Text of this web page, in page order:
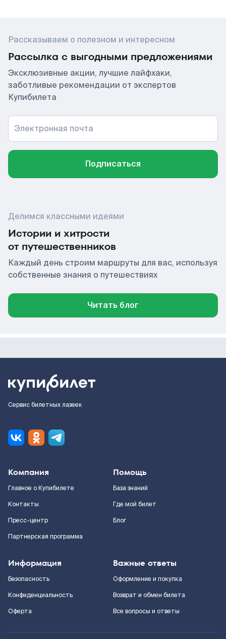
Рассказываем о полезном и интересном
Рассылка с выгодными предложениями
Эксклюзивные акции, лучшие лайфхаки,
заботливые рекомендации от экспертов
Купибилета
Электронная почта
Подписаться
Делимся классными идеями
Истории и хитрости
от путешественников
Каждый день строим маршруты для вас, используя
собственные знания о путешествиях
Читать блог
Сервис билетных лазеек
Компания
Главное о Купибилете
Контакты
Пресс-центр
Партнерская программа
Помощь
База знаний
Где мой билет
Блог
Информация
Безопасность
Конфиденциальность
Оферта
Важные ответы
Оформление и покупка
Возврат и обмен билета
Все вопросы и ответы